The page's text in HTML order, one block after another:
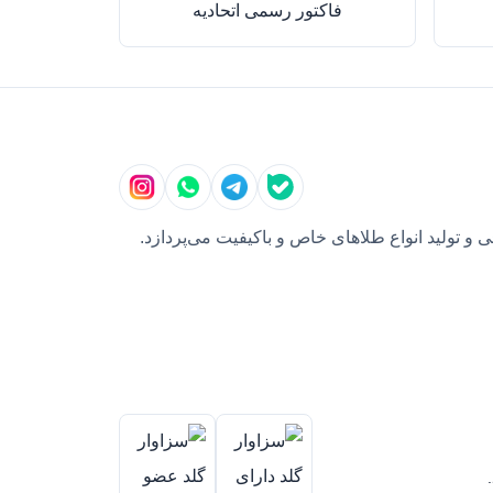
فاکتور رسمی اتحادیه
تولید انواع طلاهای خاص و باکیفیت می‌پردازد.